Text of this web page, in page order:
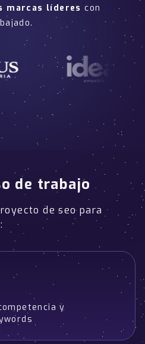
marcas líderes con
de trabajo
de seo para
:
y